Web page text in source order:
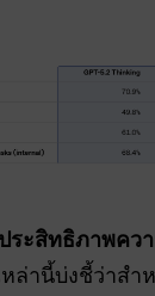
ระสิทธิภาพคว
ล่านี้บ่งชี้ว่าสำ